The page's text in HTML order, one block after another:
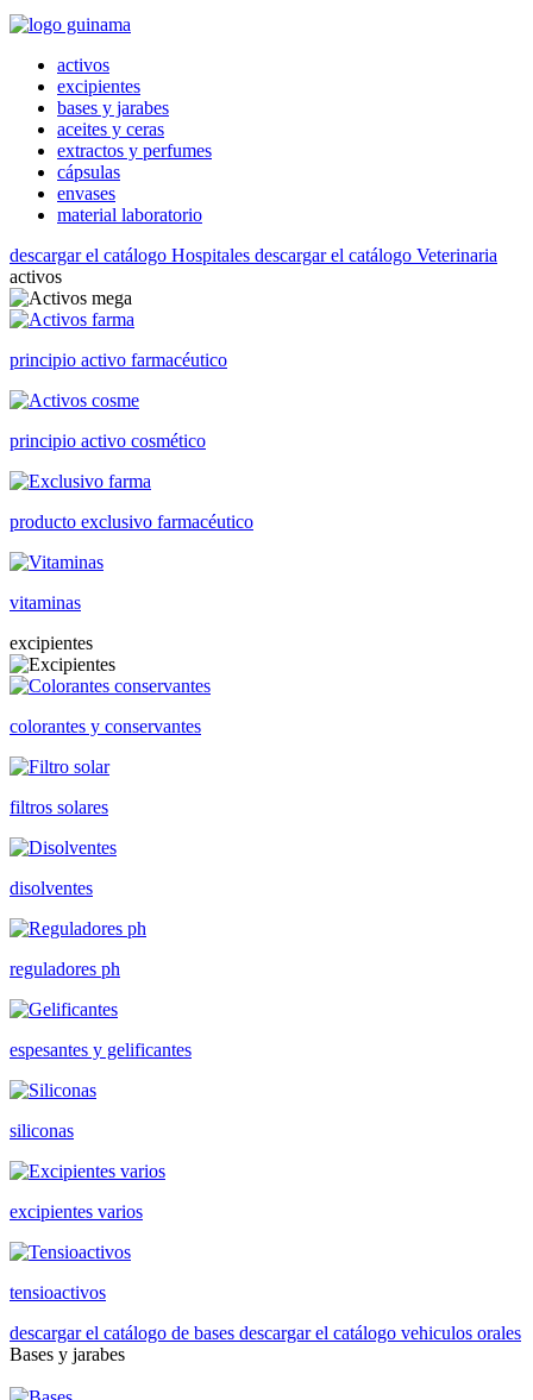
activos
excipientes
bases y jarabes
aceites y ceras
extractos y perfumes
cápsulas
envases
material laboratorio
descargar el catálogo Hospitales descargar el catálogo Veterinaria
activos
principio activo farmacéutico
principio activo cosmético
producto exclusivo farmacéutico
vitaminas
excipientes
colorantes y conservantes
filtros solares
disolventes
reguladores ph
espesantes y gelificantes
siliconas
excipientes varios
tensioactivos
descargar el catálogo de bases descargar el catálogo vehiculos orales
Bases y jarabes